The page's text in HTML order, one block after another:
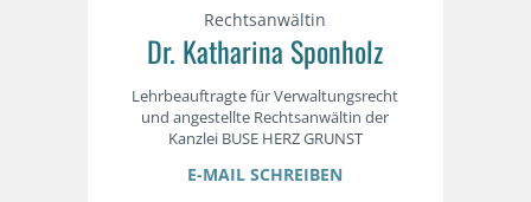
Rechtsanwältin
Dr. Katharina Sponholz
Lehrbeauftragte für Verwaltungsrecht
und angestellte Rechtsanwältin der
Kanzlei BUSE HERZ GRUNST
E-MAIL SCHREIBEN